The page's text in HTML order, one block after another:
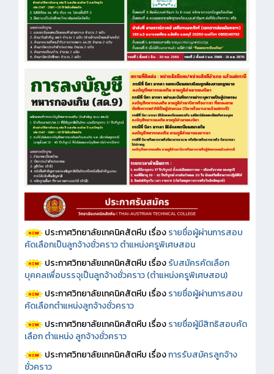
ประกาศวิทยาลัยเทคนิคสัตหีบ เรื่องรายชื่อผู้ผ่านการสอบ
คัดเลือกเป็นลูกจ้างชั่วคราว ตำแหน่งครูพิเศษสอน
ประกาศวิทยาลัยเทคนิคสัตหีบ เรื่องรับสมัครคัดเลือก
บุคคลเพื่อบรรจุเป็นลูกจ้างชั่วคราว (ตำแหน่งครูพิเศษสอน)
ประกาศวิทยาลัยเทคนิคสัตหีบ เรื่องรายชื่อผู้ผ่านการสอบ
คัดเลือกตำแหน่งลูกจ้างชั่วคราว
ประกาศวิทยาลัยเทคนิคสัตหีบ เรื่องรายชื่อผู้มีสิทธิสอบคัด
เลือก ตำแหน่ง ลูกจ้างชั่วคราว
ประกาศวิทยาลัยเทคนิคสัตหีบ เรื่องการรับสมัครลูกจ้าง
ชั่วคราว